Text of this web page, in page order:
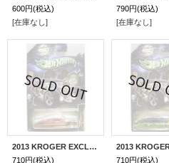
600円(税込)
[在庫なし]
790円(税込)
[在庫なし]
2013 KROGER EXCLUSIVE HALLOWEEN 【FORD GANGSTER GRIN】 MET.ORANGE/10SP
710円(税込)
710円(税込)